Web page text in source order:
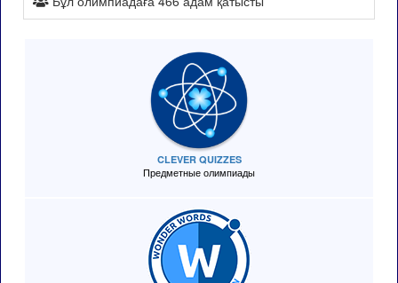
CLEVER QUIZZES
Предметные олимпиады